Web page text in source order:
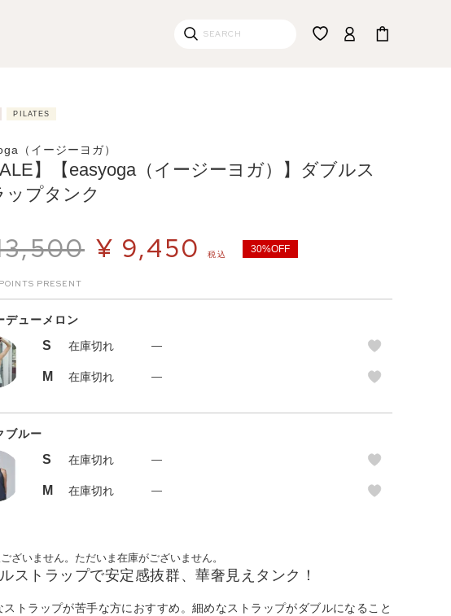
PILATES
（イージーヨガ）
】【easyoga（イージーヨガ）】ダブルス
ップタンク
¥ 9,450 税込 30%OFF
デューメロン
S 在庫切れ —
M 在庫切れ —
ブルー
S 在庫切れ —
M 在庫切れ —
ざいません。ただいま在庫がございません。
ストラップで安定感抜群、華奢見えタンク！
ストラップが苦手な方におすすめ。細めなストラップがダブルになること